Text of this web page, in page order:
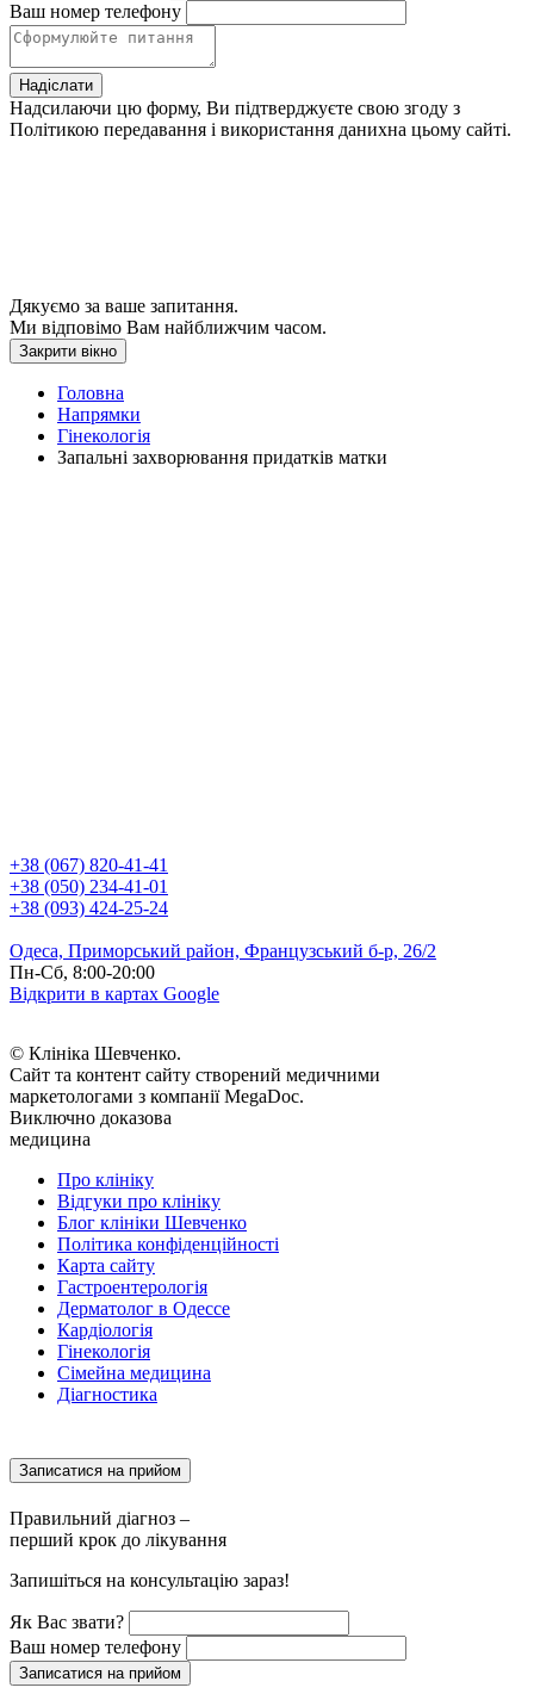
Ваш номер телефону
Надіслати
Надсилаючи цю форму, Ви підтверджуєте свою згоду з
Політикою передавання і використання данихна цьому сайті.
Дякуємо за ваше запитання.
Ми відповімо Вам найближчим часом.
Закрити вікно
Головна
Напрямки
Гінекологія
Запальні захворювання придатків матки
+38 (067) 820-41-41
+38 (050) 234-41-01
+38 (093) 424-25-24
Одеса, Приморський район, Французський б-р, 26/2
Пн-Сб, 8:00-20:00
Відкрити в картах Google
© Клініка Шевченко.
Сайт та контент сайту створений медичними
маркетологами з компанії MegaDoc.
Виключно доказова
медицина
Про клініку
Відгуки про клініку
Блог клініки Шевченко
Політика конфіденційності
Карта сайту
Гастроентерологія
Дерматолог в Одессе
Кардіологія
Гінекологія
Сімейна медицина
Діагностика
Записатися на прийом
Правильний діагноз –
перший крок до лікування
Запишіться на консультацію зараз!
Як Вас звати?
Ваш номер телефону
Записатися на прийом